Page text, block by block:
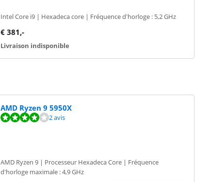
Intel Core i9 | Hexadeca core | Fréquence d'horloge : 5,2 GHz
€381,-
Livraison indisponible
AMD Ryzen 9 5950X
2 avis
AMD Ryzen 9 | Processeur Hexadeca Core | Fréquence
d'horloge maximale : 4,9 GHz